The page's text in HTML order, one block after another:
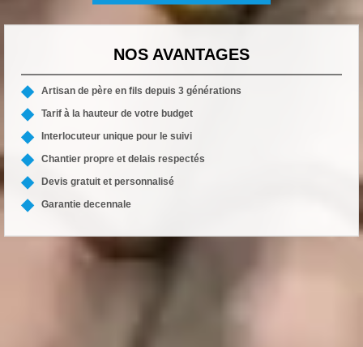
NOS AVANTAGES
Artisan de père en fils depuis 3 générations
Tarif à la hauteur de votre budget
Interlocuteur unique pour le suivi
Chantier propre et delais respectés
Devis gratuit et personnalisé
Garantie decennale